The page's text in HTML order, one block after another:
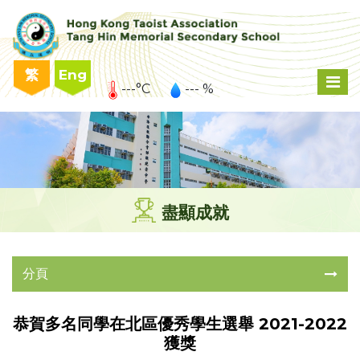
繁 Eng
---°C --- %
盡顯成就
分頁
恭賀多名同學在北區優秀學生選舉 2021-2022
獲獎